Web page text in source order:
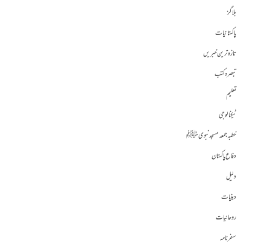
بلاگز
پاکستانیات
تازہ ترین خبریں
تبصرہ کتب
تعلیم
ٹیکنالوجی
خطبہ جمعہ مسجد نبوی ﷺ
دفاع پاکستان
دلیل
دینیات
روحانیات
سفرنامہ